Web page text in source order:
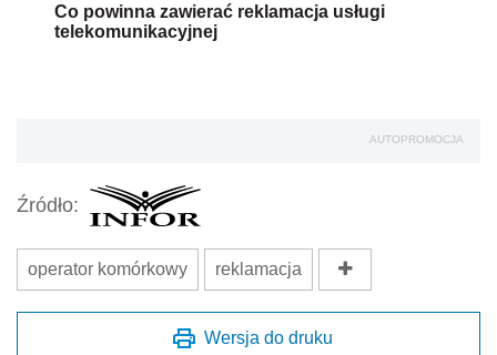
Co powinna zawierać reklamacja usługi
telekomunikacyjnej
AUTOPROMOCJA
Źródło:
operator komórkowy reklamacja
Wersja do druku